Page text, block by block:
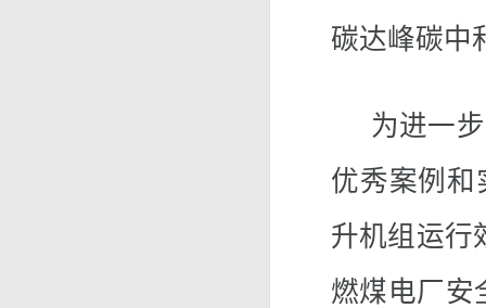
碳达峰碳中
为进一步
优秀案例和
升机组运行
燃煤电厂安